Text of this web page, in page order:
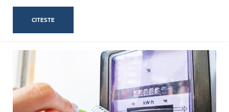
CITESTE